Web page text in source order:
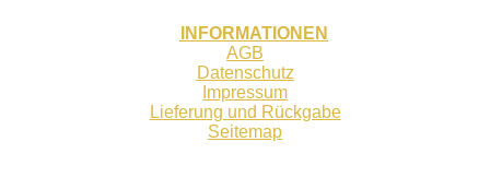
INFORMATIONEN
AGB
Datenschutz
Impressum
Lieferung und Rückgabe
Seitemap